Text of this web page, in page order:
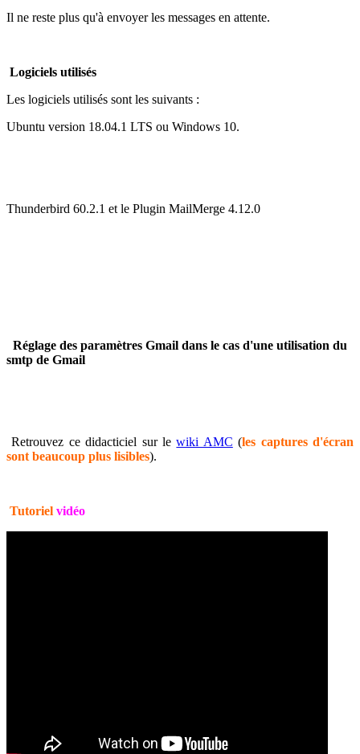
Il ne reste plus qu'à envoyer les messages en attente.
Logiciels utilisés
Les logiciels utilisés sont les suivants :
Ubuntu version 18.04.1 LTS ou Windows 10.
Thunderbird 60.2.1 et le Plugin MailMerge 4.12.0
Réglage des paramètres Gmail dans le cas d'une utilisation du
smtp de Gmail
Retrouvez ce didacticiel sur lewiki AMC (les captures d'écran
sont beaucoup plus lisibles).
Tutoriel vidéo